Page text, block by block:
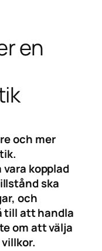
en
och mer
kopplad
ska
och
till att handla
om att välja